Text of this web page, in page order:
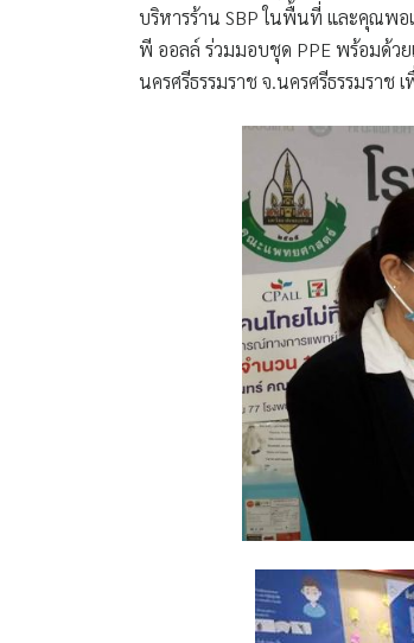
บริหารร้าน SBP ในพื้นที่ และคุณพ
พี ออลล์ ร่วมมอบชุด PPE พร้อมด้ว
นครศรีธรรมราช จ.นครศรีธรรมราช